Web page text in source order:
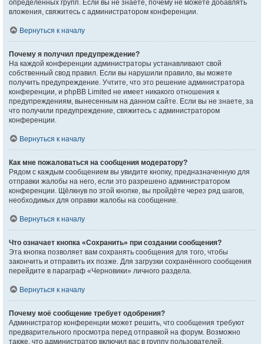
определённых групп. Если вы не знаете, почему не можете добавлять
вложения, свяжитесь с администратором конференции.
Вернуться к началу
Почему я получил предупреждение?
На каждой конференции администраторы устанавливают свой
собственный свод правил. Если вы нарушили правило, вы можете
получить предупреждение. Учтите, что это решение администратора
конференции, и phpBB Limited не имеет никакого отношения к
предупреждениям, вынесенным на данном сайте. Если вы не знаете, за
что получили предупреждение, свяжитесь с администратором
конференции.
Вернуться к началу
Как мне пожаловаться на сообщения модератору?
Рядом с каждым сообщением вы увидите кнопку, предназначенную для
отправки жалобы на него, если это разрешено администратором
конференции. Щёлкнув по этой кнопке, вы пройдёте через ряд шагов,
необходимых для оправки жалобы на сообщение.
Вернуться к началу
Что означает кнопка «Сохранить» при создании сообщения?
Эта кнопка позволяет вам сохранять сообщения для того, чтобы
закончить и отправить их позже. Для загрузки сохранённого сообщения
перейдите в параграф «Черновики» личного раздела.
Вернуться к началу
Почему моё сообщение требует одобрения?
Администратор конференции может решить, что сообщения требуют
предварительного просмотра перед отправкой на форум. Возможно
также, что администратор включил вас в группу пользователей,